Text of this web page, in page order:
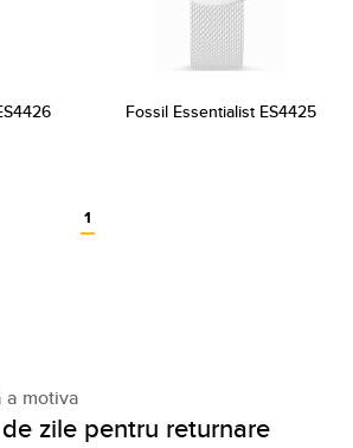
Fossil Essentialist ES4425
1
a motiva
zile pentru returnare